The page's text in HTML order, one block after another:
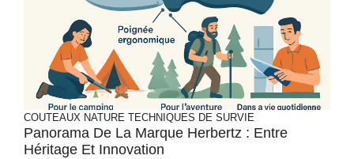
COUTEAUX NATURE TECHNIQUES DE SURVIE
Panorama De La Marque Herbertz : Entre
Héritage Et Innovation